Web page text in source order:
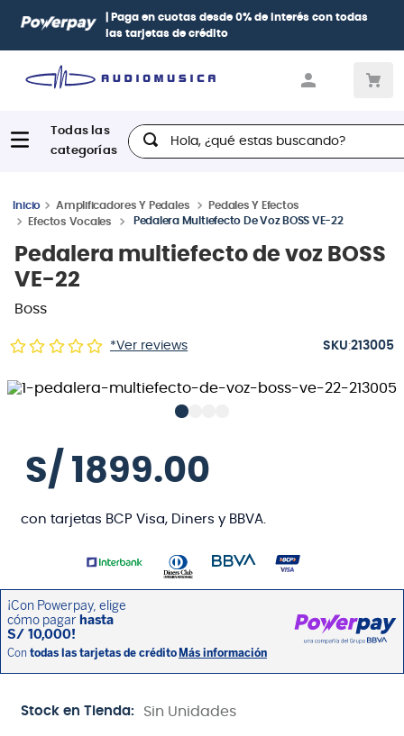
| Paga en cuotas desde 0% de interés con todas
las tarjetas de crédito
Hola, ¿qué estas buscando?
Amplificadores Y Pedales
Pedales Y Efectos
Efectos Vocales
Pedalera Multiefecto De Voz BOSS VE-22
Pedalera multiefecto de voz BOSS
VE-22
Boss
*Ver reviews :213005
S/ 1899.00
con tarjetas BCP Visa, Diners y BBVA.
Stock en Tienda: Sin Unidades